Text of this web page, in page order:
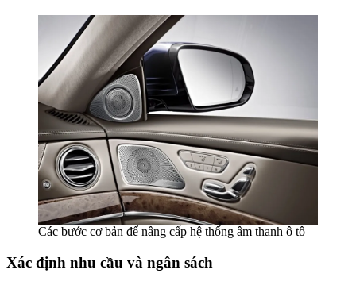
Các bước cơ bản để nâng cấp hệ thống âm thanh ô tô
Xác định nhu cầu và ngân sách